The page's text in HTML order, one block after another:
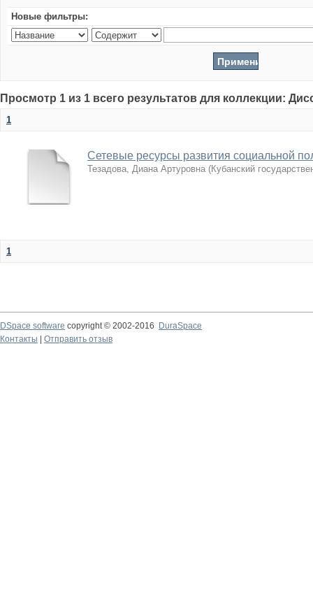
Новые фильтры:
Просмотр 1 из 1 всего результатов для коллекции:
1
Сетевые ресурсы развития социальной
Тезадова, Диана Артуровна (Кубанский
1
DSpace software copyright © 2002-2016
DuraSpace
Контакты
Отправить отзыв